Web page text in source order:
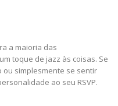
a maioria das
toque de jazz às coisas. Se
ou simplesmente se sentir
ao seu RSVP.